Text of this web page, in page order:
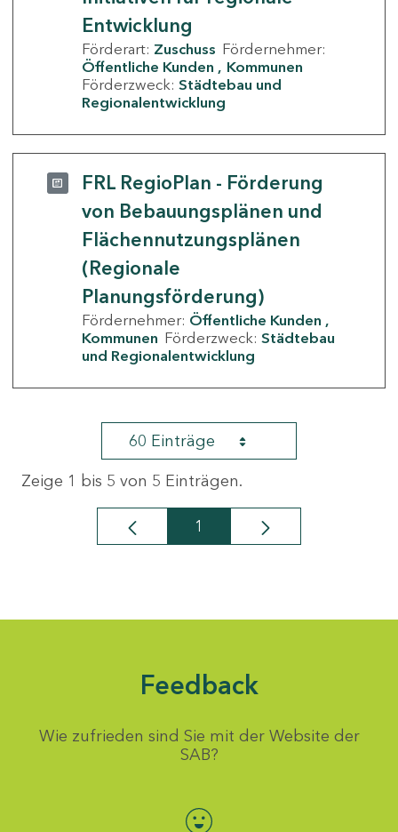
Entwicklung
Förderart: Zuschuss Fördernehmer:
Öffentliche Kunden
Kommunen
Förderzweck: Städtebau und
Regionalentwicklung
FRL RegioPlan - Förderung
von Bebauungsplänen und
Flächennutzungsplänen
(Regionale
Planungsförderung)
Fördernehmer: Öffentliche Kunden
Kommunen Förderzweck: Städtebau
und Regionalentwicklung
60 Einträge
Zeige 1 bis 5 von 5 Einträgen.
Seite
1
Feedback
Wie zufrieden sind Sie mit der Website der
SAB?
Bewertung auswählen